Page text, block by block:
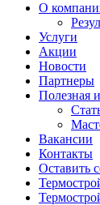
О
Услуги
Акции
Новости
Партнеры
Полезная
Вакансии
Контакты
Оставить